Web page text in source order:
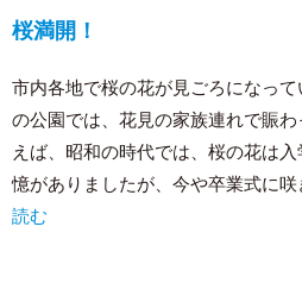
桜満開！
市内各地で桜の花が見ごろになっ
の公園では、花見の家族連れで賑
えば、昭和の時代では、桜の花は
憶がありましたが、今や卒業式に
読む